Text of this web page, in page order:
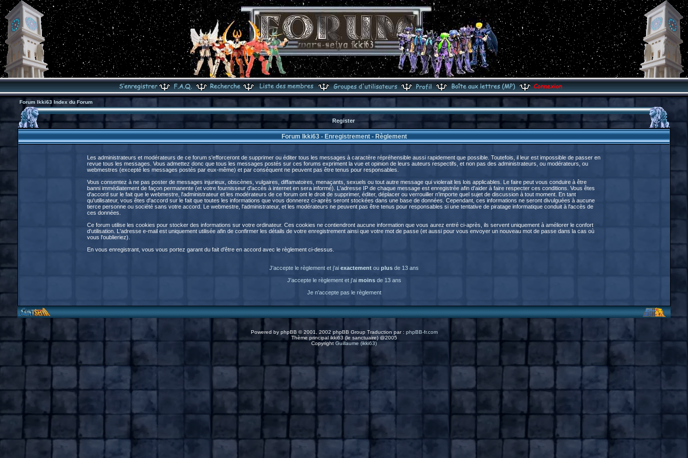
Forum Ikki63 Index du Forum
Register
Forum Ikki63 - Enregistrement - Règlement
Les administrateurs et modérateurs de ce forum s'efforceront de supprimer ou éditer tous les messages à caractère répréhensible aussi rapidement que possible. Toutefois, il leur est impossible de passer en
revue tous les messages. Vous admettez donc que tous les messages postés sur ces forums expriment la vue et opinion de leurs auteurs respectifs, et non pas des administrateurs, ou modérateurs, ou
webmestres (excepté les messages postés par eux-même) et par conséquent ne peuvent pas être tenus pour responsables.
Vous consentez à ne pas poster de messages injurieux, obscènes, vulgaires, diffamatoires, menaçants, sexuels ou tout autre message qui violerait les lois applicables. Le faire peut vous conduire à être
banni immédiatement de façon permanente (et votre fournisseur d'accès à internet en sera informé). L'adresse IP de chaque message est enregistrée afin d'aider à faire respecter ces conditions. Vous êtes
d'accord sur le fait que le webmestre, l'administrateur et les modérateurs de ce forum ont le droit de supprimer, éditer, déplacer ou verrouiller n'importe quel sujet de discussion à tout moment. En tant
qu'utilisateur, vous êtes d'accord sur le fait que toutes les informations que vous donnerez ci-après seront stockées dans une base de données. Cependant, ces informations ne seront divulguées à aucune
tierce personne ou société sans votre accord. Le webmestre, l'administrateur, et les modérateurs ne peuvent pas être tenus pour responsables si une tentative de piratage informatique conduit à l'accès de
ces données.
Ce forum utilise les cookies pour stocker des informations sur votre ordinateur. Ces cookies ne contiendront aucune information que vous aurez entré ci-après, ils servent uniquement à améliorer le confort
d'utilisation. L'adresse e-mail est uniquement utilisée afin de confirmer les détails de votre enregistrement ainsi que votre mot de passe (et aussi pour vous envoyer un nouveau mot de passe dans la cas où
vous l'oublieriez).
En vous enregistrant, vous vous portez garant du fait d'être en accord avec le règlement ci-dessus.
J'accepte le règlement et j'ai exactement ou plus de 13 ans
J'accepte le règlement et j'ai moinsde 13 ans
Je n'accepte pas le règlement
Powered by phpBB © 2001, 2002 phpBB Group Traduction par : phpBB-fr.com
Thème principal ikki63 (le sanctuaire) @2005
Copyright Guillaume (ikki63)